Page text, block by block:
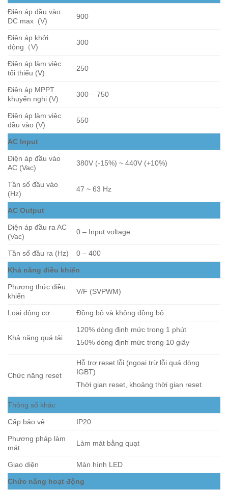
Điện áp đầu vào
DC max (V)
900
Điện áp khởi
động（V)
300
Điện áp làm việc
tối thiểu (V)
250
Điện áp MPPT
khuyến nghị (V)
300 – 750
Điện áp làm việc
đầu vào (V)
550
AC Input
Điện áp đầu vào
AC (Vac)
380V (-15%) ~ 440V (+10%)
Tần số đầu vào
(Hz)
47 ~ 63 Hz
AC Output
Điện áp đầu ra AC
(Vac)
0 – Input voltage
Tần số đầu ra (Hz) 0 – 400
Khả năng điều khiển
Phương thức điều
khiển
V/F (SVPWM)
Loại động cơ Đồng bộ và không đồng bộ
Khả năng quá tải
120% dòng định mức trong 1 phút
150% dòng định mức trong 10 giây
Chức năng reset
Hỗ trợ reset lỗi (ngoại trừ lỗi quá dòng
IGBT)
Thời gian reset, khoảng thời gian reset
Thông số khác
Cấp bảo vệ IP20
Phương pháp làm
mát
Làm mát bằng quạt
Giao diện Màn hình LED
Chức năng hoạt động